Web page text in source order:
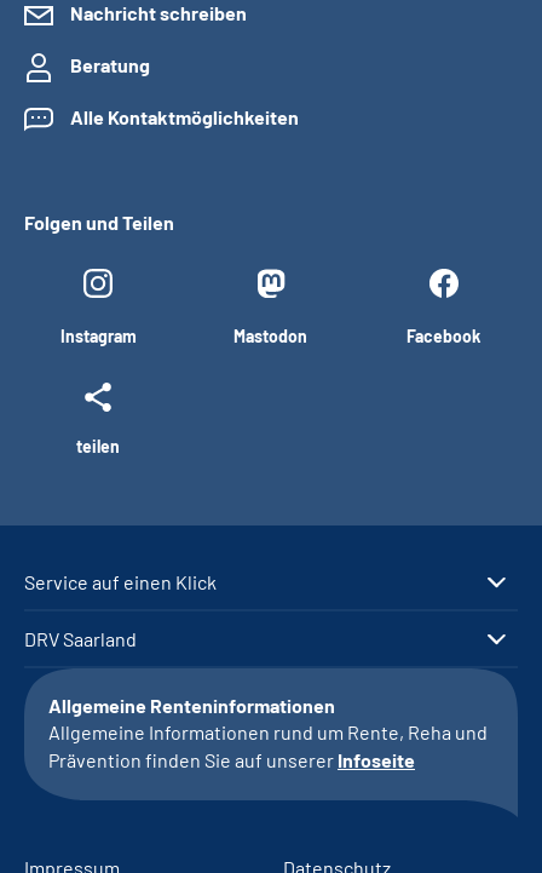
Nachricht schreiben
Beratung
Alle Kontaktmöglichkeiten
Folgen und Teilen
Instagram Mastodon Facebook
teilen
Service auf einen Klick
DRV Saarland
Allgemeine Renteninformationen
Allgemeine Informationen rund um Rente, Reha und
Prävention finden Sie auf unserer Infoseite
Impressum Datenschutz